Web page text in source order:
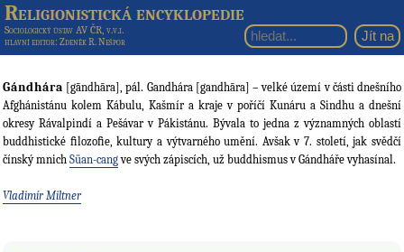
Religionistická encyklopedie
Sociologický ústav AV ČR, v.v.i.
hlavní editor: Zdeněk R. Nešpor
Gándhára [gāndhāra], pál. Gandhára [gandhāra] – velké území v části dnešního
Afghánistánu kolem Kábulu, Kašmír a kraje v poříčí Kunáru a Sindhu a dnešní
okresy Rávalpindí a Pešávar v Pákistánu. Bývala to jedna z významných oblastí
buddhistické ﬁlozoﬁe, kultury a výtvarného umění. Avšak v 7. století, jak svědčí
čínský mnich Süan-cangve svých zápiscích, už buddhismus v Gándháře vyhasínal.
Vladimír Miltner